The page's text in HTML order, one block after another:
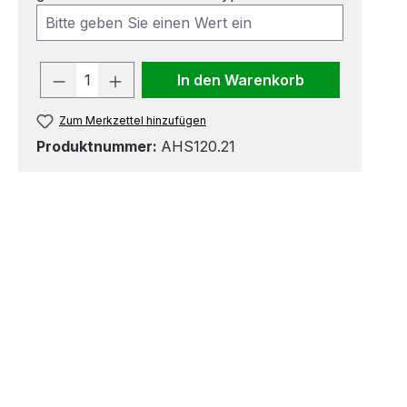
Produkt Anzahl: Gib den
In den Warenkorb
Zum Merkzettel hinzufügen
Produktnummer: AHS120.21